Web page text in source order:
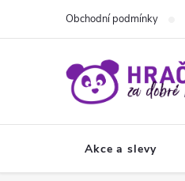
Obchodní podmínky
Akce a slevy